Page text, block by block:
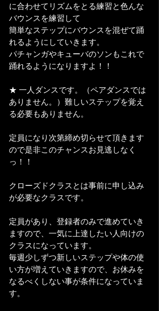
に合わせてリズムをとる練習と色んな
バウンスを練習して
簡単なステップにバウンスを混ぜて踊
れるようにしていきます。
パチャンガやキューバのソンもこれで
踊れるようになりますよ！！
★ 一人ダンスです。（ペアダンスでは
ありません。）難しいステップを覚え
る必要もありません。
定員になり次第締め切らせて頂きます
ので是非このチャンスお見逃しなく
っ！！
クローズドクラスとは事前に申し込み
が必要なクラスです。
定員があり、登録者のみで進めていき
ますので、一気に上達したい人向けの
クラスになっています。
毎週少しずつ新しいステップや体の使
い方が増えていきますので、お休みを
なるべくしない事が条件になっていま
す。